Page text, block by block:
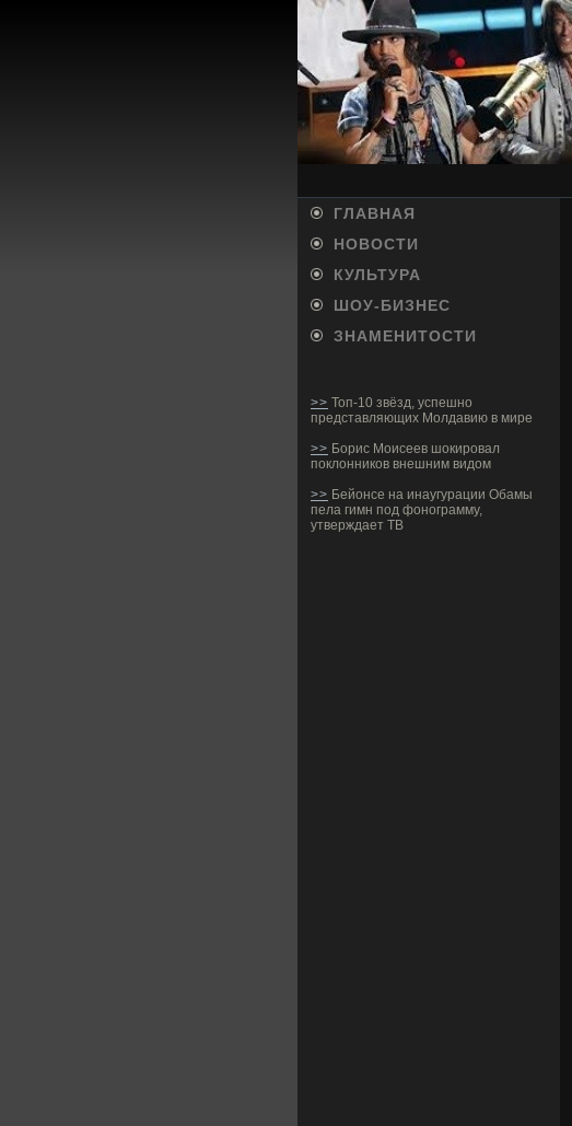
ГЛАВНАЯ
НОВОСТИ
КУЛЬТУРА
ШОУ-БИ­ЗНЕС
ЗНАМЕНИТОСТИ
>> Топ-10 звёзд, успешно
представляющих Молдавию в мире
>> Борис Моисеев шокировал
поклонников внешним видом
>> Бейонсе на инаугурации Обамы
пела гимн под фонограмму,
утверждает ТВ